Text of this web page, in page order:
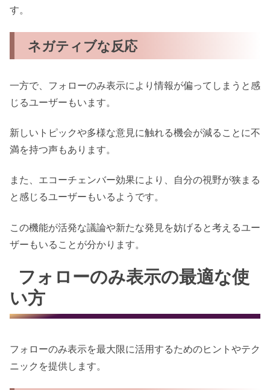
す。
ネガティブな反応
一方で、フォローのみ表示により情報が偏ってしまうと感
じるユーザーもいます。
新しいトピックや多様な意見に触れる機会が減ることに不
満を持つ声もあります。
また、エコーチェンバー効果により、自分の視野が狭まる
と感じるユーザーもいるようです。
この機能が活発な議論や新たな発見を妨げると考えるユー
ザーもいることが分かります。
フォローのみ表示の最適な使
い方
フォローのみ表示を最大限に活用するためのヒントやテク
ニックを提供します。